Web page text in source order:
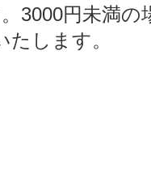
3000円未満の
たします。